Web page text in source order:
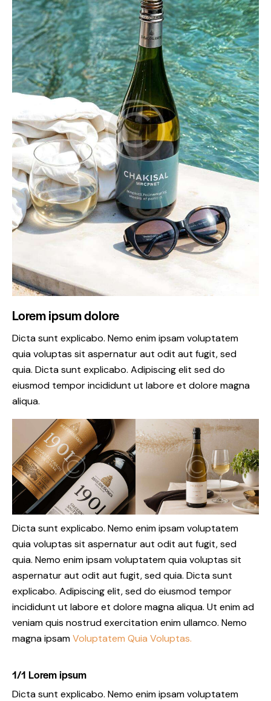
Lorem ipsum dolore
Dicta sunt explicabo. Nemo enim ipsam voluptatem
quia voluptas sit aspernatur aut odit aut fugit, sed
quia. Dicta sunt explicabo. Adipiscing elit sed do
eiusmod tempor incididunt ut labore et dolore magna
aliqua.
Dicta sunt explicabo. Nemo enim ipsam voluptatem
quia voluptas sit aspernatur aut odit aut fugit, sed
quia. Nemo enim ipsam voluptatem quia voluptas sit
aspernatur aut odit aut fugit, sed quia. Dicta sunt
explicabo. Adipiscing elit, sed do eiusmod tempor
incididunt ut labore et dolore magna aliqua. Ut enim ad
veniam quis nostrud exercitation enim ullamco. Nemo
magna ipsamVoluptatem Quia Voluptas.
1/1 Lorem ipsum
Dicta sunt explicabo. Nemo enim ipsam voluptatem